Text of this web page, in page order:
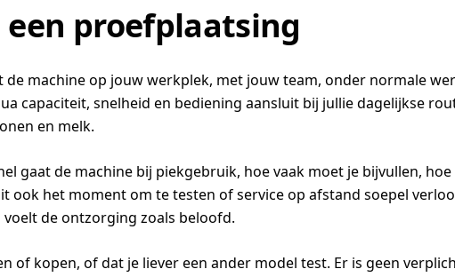
proefplaatsing
machine op jouw werkplek, met jouw team, onder normale
capaciteit, snelheid en bediening aansluit bij jullie dagelijkse
en melk.
gaat de machine bij piekgebruik, hoe vaak moet je bijvullen,
ook het moment om te testen of service op afstand soepel
de ontzorging zoals beloofd.
of kopen, of dat je liever een ander model test. Er is geen